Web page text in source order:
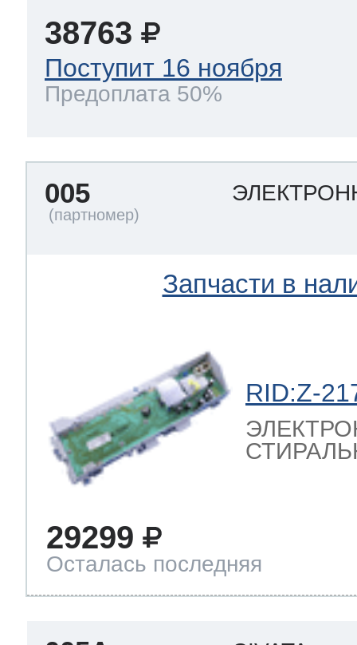
38763
Поступит 16 ноября
Предоплата 50%
005
Запчасти в
RID:Z-
29299
Осталась последняя